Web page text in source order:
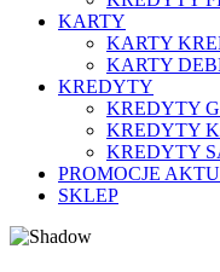
KARTY
KARTY
KARTY
KREDYTY
KREDYTY
KREDYTY
KREDYTY
PROMOCJE
SKLEP